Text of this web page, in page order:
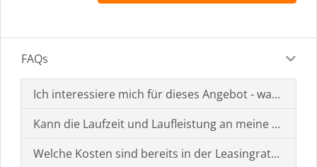
FAQs
Ich interessiere mich für dieses Angebot - was muss
Kann die Laufzeit und Laufleistung an meine
Welche Kosten sind bereits in der Leasingrate